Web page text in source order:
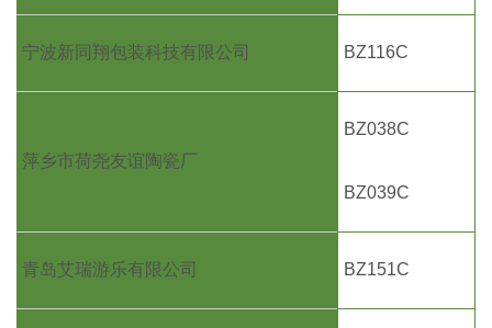
宁波新同翔包装科技有限公司 BZ116C
萍乡市荷尧友谊陶瓷厂
BZ038C
BZ039C
青岛艾瑞游乐有限公司 BZ151C